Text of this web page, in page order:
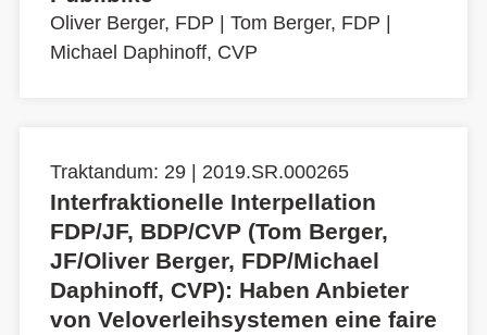
Oliver Berger, FDP Tom Berger, FDP
Michael Daphinoff, CVP
Traktandum: 29 | 2019.SR.000265
Interfraktionelle Interpellation
FDP/JF, BDP/CVP (Tom Berger,
JF/Oliver Berger, FDP/Michael
Daphinoff, CVP): Haben Anbieter
von Veloverleihsystemen eine faire